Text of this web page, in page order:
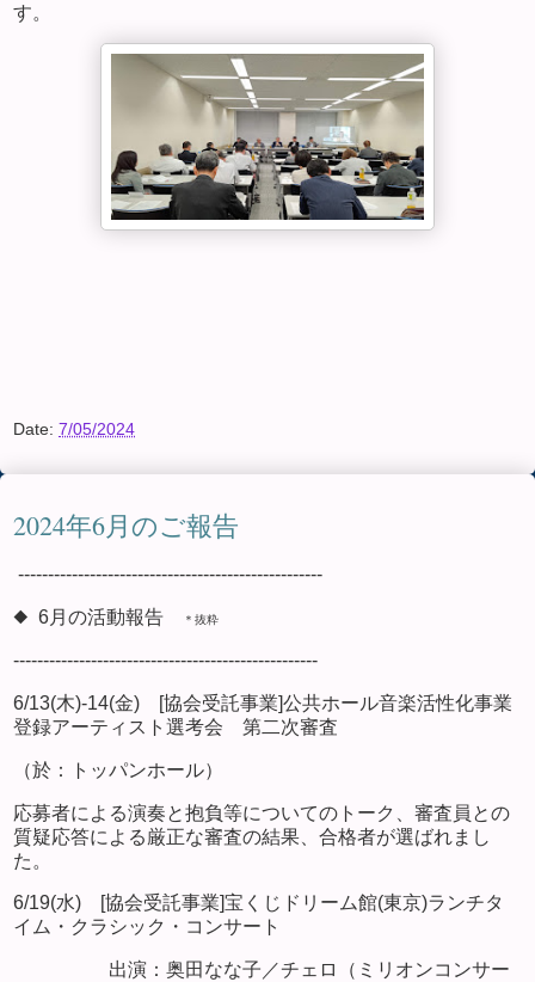
す。
Date: 7/05/2024
2024年6月のご報告
---------------------------------------------------
◆ 6月の活動報告 ＊抜粋
---------------------------------------------------
6/13(木)-14(金) [協会受託事業]公共ホール音楽活性化事業
登録アーティスト選考会 第二次審査
（於：トッパンホール）
応募者による演奏と抱負等についてのトーク、審査員との
質疑応答による厳正な審査の結果、合格者が選ばれまし
た。
6/19(水) [協会受託事業]宝くじドリーム館(東京)ランチタ
イム・クラシック・コンサート
出演：奥田なな子／チェロ（ミリオンコンサー